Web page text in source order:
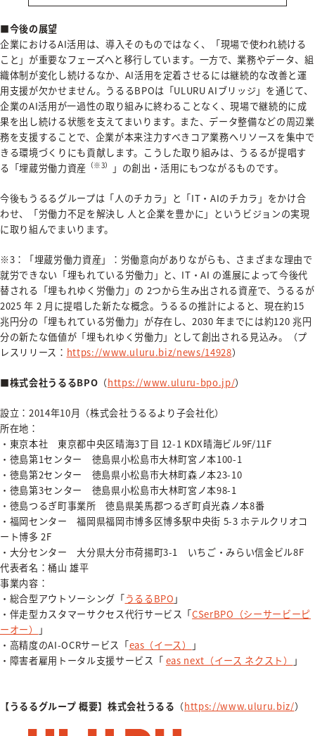
■今後の展望
企業におけるAI活用は、導入そのものではなく、「現場で使われ続ける
こと」が重要なフェーズへと移行しています。一方で、業務やデータ、組
織体制が変化し続けるなか、AI活用を定着させるには継続的な改善と運
用支援が欠かせません。うるるBPOは「ULURU AIブリッジ」を通じて、
企業のAI活用が一過性の取り組みに終わることなく、現場で継続的に成
果を出し続ける状態を支えてまいります。また、データ整備などの周辺業
務を支援することで、企業が本来注力すべきコア業務へリソースを集中で
きる環境づくりにも貢献します。こうした取り組みは、うるるが提唱す
る「埋蔵労働力資産 （※3） 」の創出・活用にもつながるものです。
今後もうるるグループは「人のチカラ」と「IT・AIのチカラ」をかけ合
わせ、「労働力不足を解決し 人と企業を豊かに」というビジョンの実現
に取り組んでまいります。
※3：「埋蔵労働力資産」：労働意向がありながらも、さまざまな理由で
就労できない「埋もれている労働力」と、IT・AI の進展によって今後代
替される「埋もれゆく労働力」の 2つから生み出される資産で、うるるが
2025 年 2 月に提唱した新たな概念。うるるの推計によると、現在約15
兆円分の「埋もれている労働力」が存在し、2030 年までには約120 兆円
分の新たな価値が「埋もれゆく労働力」として創出される見込み。（プ
レスリリース： https://www.uluru.biz/news/14928）
■株式会社うるるBPO （https://www.uluru-bpo.jp/）
設立：2014年10月（株式会社うるるより子会社化）
所在地：
・東京本社 東京都中央区晴海3丁目 12-1 KDX晴海ビル9F/11F
・徳島第1センター 徳島県小松島市大林町宮ノ本100-1
・徳島第2センター 徳島県小松島市大林町森ノ本23-10
・徳島第3センター 徳島県小松島市大林町宮ノ本98-1
・徳島つるぎ町事業所 徳島県美馬郡つるぎ町貞光森ノ本8番
・福岡センター 福岡県福岡市博多区博多駅中央街 5-3 ホテルクリオコ
ート博多 2F
・大分センター 大分県大分市荷揚町3-1 いちご・みらい信金ビル8F
代表者名：桶山 雄平
事業内容：
・総合型アウトソーシング「うるるBPO 」
・伴走型カスタマーサクセス代行サービス「CSerBPO（シーサービーピ
ーオー）
」
・高精度のAI-OCRサービス「eas（イース）
」
・障害者雇用トータル支援サービス「 eas next（イース ネクスト） 」
【うるるグループ 概要】株式会社うるる （https://www.uluru.biz/）